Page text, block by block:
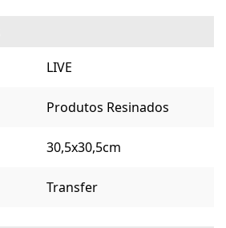
LIVE
Produtos Resinados
30,5x30,5cm
Transfer